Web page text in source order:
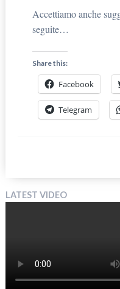
Accettiamo anche
seguite…
Share this:
Facebook
Telegram
LATEST VIDEO